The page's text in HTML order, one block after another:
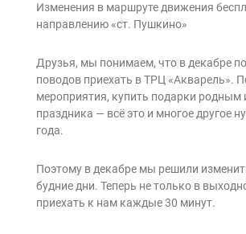
Изменения в маршруте движения
направлению «ст. Пушкино»
Друзья, мы понимаем, что в декабре
поводов приехать в ТРЦ «Акварель».
мероприятия, купить подарки родным
праздника — всё это и многое другое
года.
Поэтому в декабре мы решили
будние дни. Теперь не только в
приехать к нам каждые 30 минут.